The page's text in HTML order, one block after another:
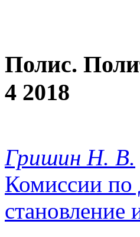
Полис.
4 2018
Гришин Н. В.
Комиссии по
становление